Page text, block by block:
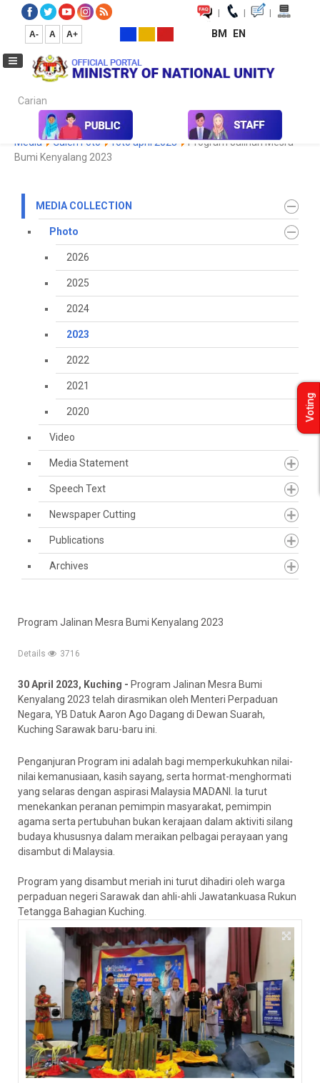
| | |
A- A A+ BM EN
Carian...
Media Media Collection Photo 2023
Koleksi
Media
Galeri Foto foto april 2023
Program Jalinan Mesra
Bumi Kenyalang 2023
MEDIA COLLECTION
Photo
2026
2025
2024
2023
2022
2021
2020
Video
Media Statement
Speech Text
Newspaper Cutting
Publications
Archives
Program Jalinan Mesra Bumi Kenyalang 2023
Details 3716
30 April 2023, Kuching - Program Jalinan Mesra Bumi
Kenyalang 2023 telah dirasmikan oleh Menteri Perpaduan
Negara, YB Datuk Aaron Ago Dagang di Dewan Suarah,
Kuching Sarawak baru-baru ini.
Penganjuran Program ini adalah bagi memperkukuhkan nilai-
nilai kemanusiaan, kasih sayang, serta hormat-menghormati
yang selaras dengan aspirasi Malaysia MADANI. Ia turut
menekankan peranan pemimpin masyarakat, pemimpin
agama serta pertubuhan bukan kerajaan dalam aktiviti silang
budaya khususnya dalam meraikan pelbagai perayaan yang
disambut di Malaysia.
Program yang disambut meriah ini turut dihadiri oleh warga
perpaduan negeri Sarawak dan ahli-ahli Jawatankuasa Rukun
Tetangga Bahagian Kuching.
Voting